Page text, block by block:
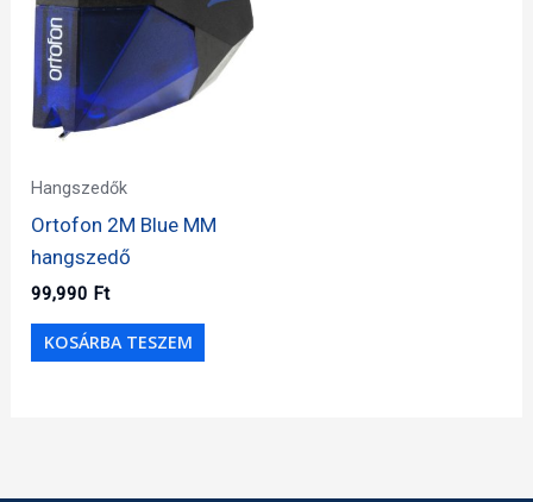
Hangszedők
Ortofon 2M Blue MM
hangszedő
99,990 Ft
KOSÁRBA TESZEM